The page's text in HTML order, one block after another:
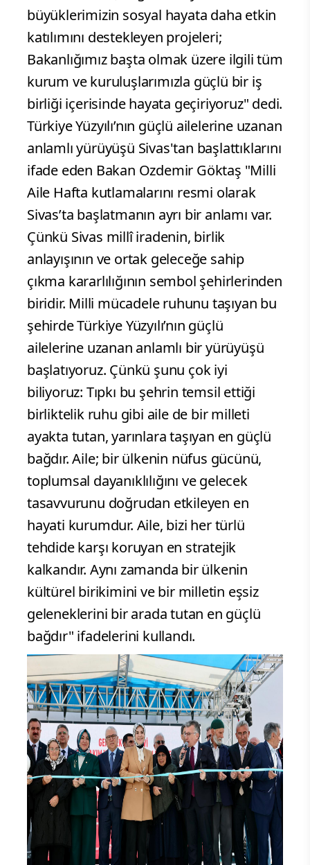
büyüklerimizin sosyal hayata daha etkin
katılımını destekleyen projeleri;
Bakanlığımız başta olmak üzere ilgili tüm
kurum ve kuruluşlarımızla güçlü bir iş
birliği içerisinde hayata geçiriyoruz" dedi.
Türkiye Yüzyılı’nın güçlü ailelerine uzanan
anlamlı yürüyüşü Sivas'tan başlattıklarını
ifade eden Bakan Ozdemir Göktaş "Milli
Aile Hafta kutlamalarını resmi olarak
Sivas’ta başlatmanın ayrı bir anlamı var.
Çünkü Sivas millî iradenin, birlik
anlayışının ve ortak geleceğe sahip
çıkma kararlılığının sembol şehirlerinden
biridir. Milli mücadele ruhunu taşıyan bu
şehirde Türkiye Yüzyılı’nın güçlü
ailelerine uzanan anlamlı bir yürüyüşü
başlatıyoruz. Çünkü şunu çok iyi
biliyoruz: Tıpkı bu şehrin temsil ettiği
birliktelik ruhu gibi aile de bir milleti
ayakta tutan, yarınlara taşıyan en güçlü
bağdır. Aile; bir ülkenin nüfus gücünü,
toplumsal dayanıklılığını ve gelecek
tasavvurunu doğrudan etkileyen en
hayati kurumdur. Aile, bizi her türlü
tehdide karşı koruyan en stratejik
kalkandır. Aynı zamanda bir ülkenin
kültürel birikimini ve bir milletin eşsiz
geleneklerini bir arada tutan en güçlü
bağdır" ifadelerini kullandı.